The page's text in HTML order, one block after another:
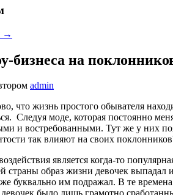
→
бизнеса на
admin
что жизнь простого обывателя
Следуя моде, которая постоянно
и востребованными. Тут же у них
так влияют на своих
является когда-то
страны образ жизни девочек
буквально им подражал. В те времена